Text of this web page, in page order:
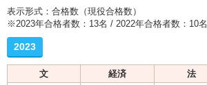
表示形式：合格数（現役合格数）
※2023年合格者数：13名 / 2022年合格者数：10名
2023
文 経済 法